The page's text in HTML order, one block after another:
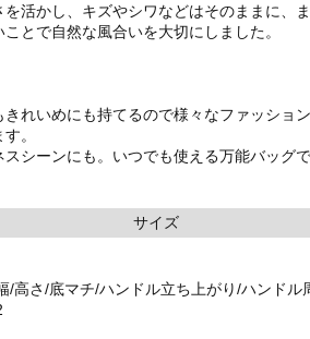
活かし、キズやシワなどはそのままに、
とで自然な風合いを大切にしました。
きれいめにも持てるので様々なファッショ
。
シーンにも。いつでも使える万能バッグで
サイズ
/高さ/底マチ/ハンドル立ち上がり/ハンドル